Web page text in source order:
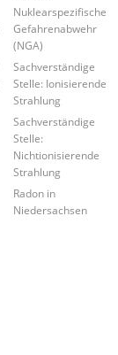
Nuklearspezifische
Gefahrenabwehr
(NGA)
Sachverständige
Stelle: Ionisierende
Strahlung
Sachverständige
Stelle:
Nichtionisierende
Strahlung
Radon in
Niedersachsen